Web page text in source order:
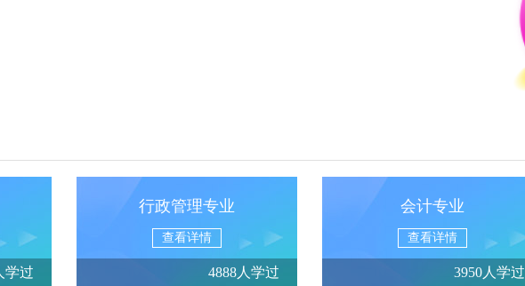
学过
行政管理专业
查看详情
4888人学过
会计专业
查看详情
3950人学过